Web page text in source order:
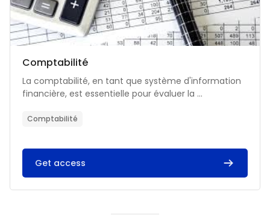
Catégorie de cours
Nom du cours
Comptabilité
Résumé du cours :
La comptabilité, en tant que système d'information
financière, est essentielle pour évaluer la ...
Comptabilité
Get access